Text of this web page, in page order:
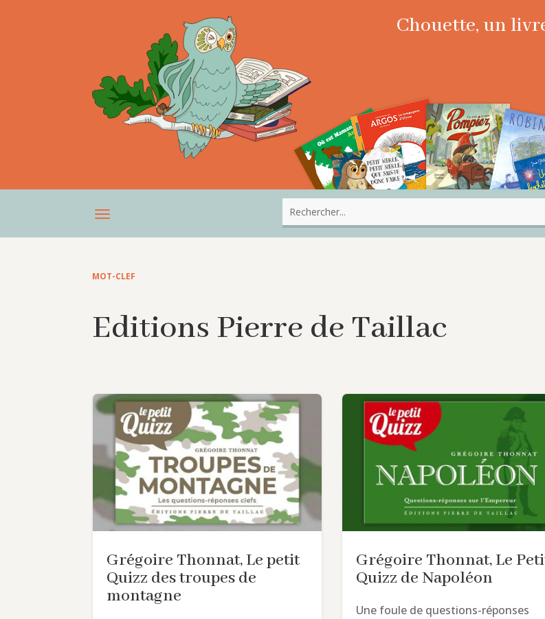
Chouette, un
MOT-CLEF
Editions Pierre de Taillac
Grégoire Thonnat, Le petit
Quizz des troupes de
montagne
Grégoire Thonnat, Le
Quizz de Napoléon
Une foule de questions-réponses